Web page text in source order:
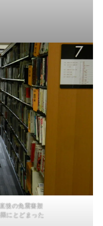
後の免震書架
にとどまった